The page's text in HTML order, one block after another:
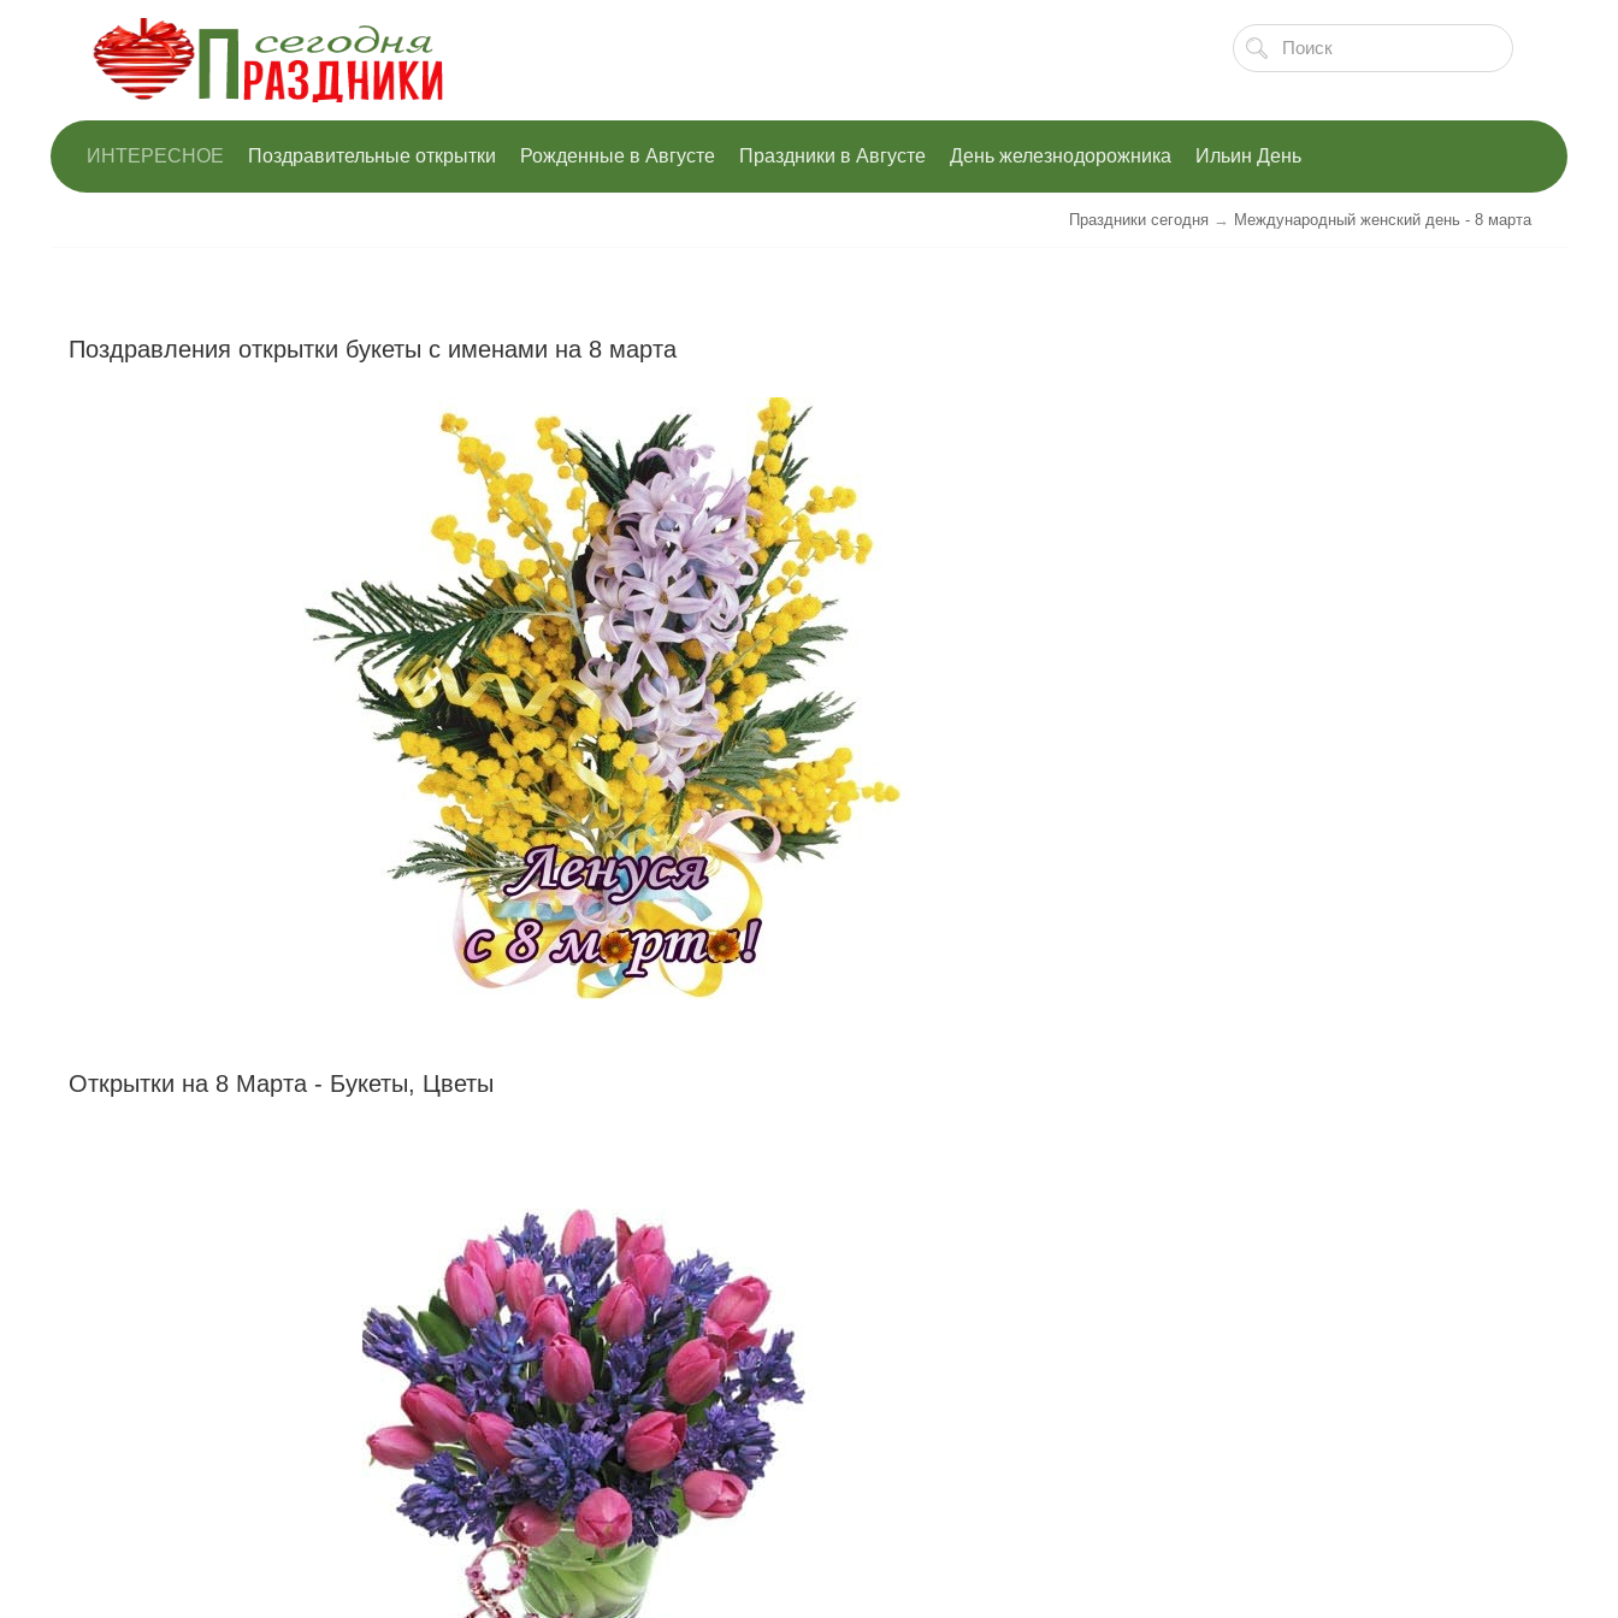
ИНТЕРЕСНОЕ Поздравительные открытки Рожденные в Августе Праздники в Августе День железнодорожника Ильин День
Праздники сегодня → Международный женский день - 8 марта
Поздравления открытки букеты с именами на 8 марта
Открытки на 8 Марта - Букеты, Цветы